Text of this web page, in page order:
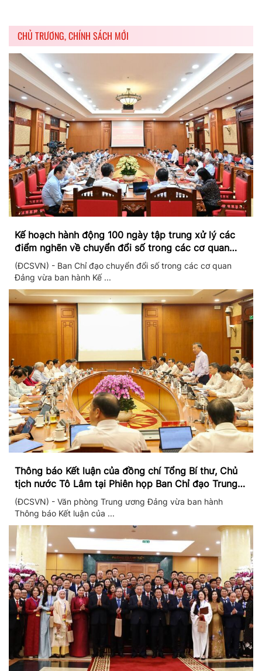
CHỦ TRƯƠNG, CHÍNH SÁCH MỚI
Kế hoạch hành động 100 ngày tập trung xử lý các
điểm nghẽn về chuyển đổi số trong các cơ quan
Đảng
(ĐCSVN) - Ban Chỉ đạo chuyển đổi số trong các cơ quan
Đảng vừa ban hành Kế ...
Thông báo Kết luận của đồng chí Tổng Bí thư, Chủ
tịch nước Tô Lâm tại Phiên họp Ban Chỉ đạo Trung
ương thực hiện Nghị quyết 57
(ĐCSVN) - Văn phòng Trung ương Đảng vừa ban hành
Thông báo Kết luận của ...